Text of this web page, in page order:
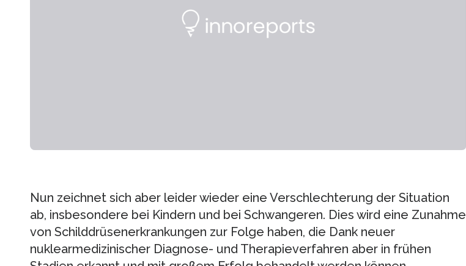
Nun zeichnet sich aber leider wieder eine Verschlechterung der Situation
ab, insbesondere bei Kindern und bei Schwangeren. Dies wird eine Zunahme
von Schilddrüsenerkrankungen zur Folge haben, die Dank neuer
nuklearmedizinischer Diagnose- und Therapieverfahren aber in frühen